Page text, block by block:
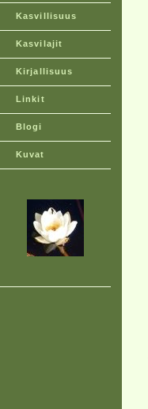
Kasvillisuus
Kasvilajit
Kirjallisuus
Linkit
Blogi
Kuvat